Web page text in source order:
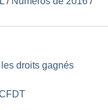
droits gagnés